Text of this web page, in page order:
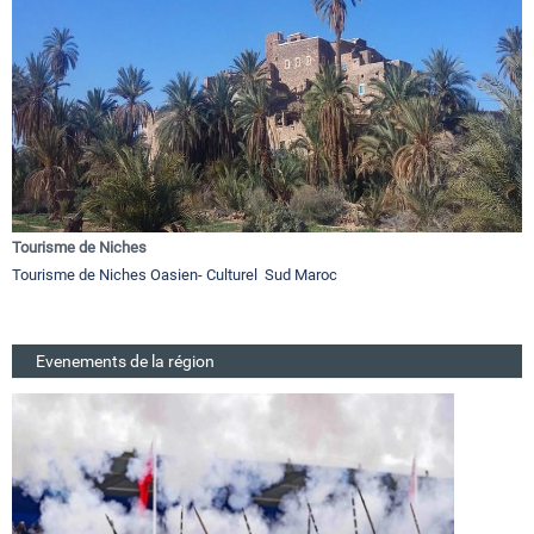
Tourisme de Niches
Tourisme de Niches Oasien- Culturel Sud Maroc
Evenements de la région